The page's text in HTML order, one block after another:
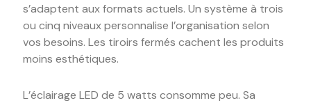
s’adaptent aux formats actuels. Un système à trois
ou cinq niveaux personnalise l’organisation selon
vos besoins. Les tiroirs fermés cachent les produits
moins esthétiques.
L’éclairage LED de 5 watts consomme peu. Sa